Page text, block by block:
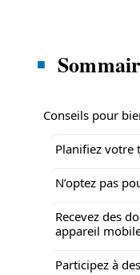
Conseils pour
Planifiez votre
N’optez pas
Recevez des
appareil
Participez à